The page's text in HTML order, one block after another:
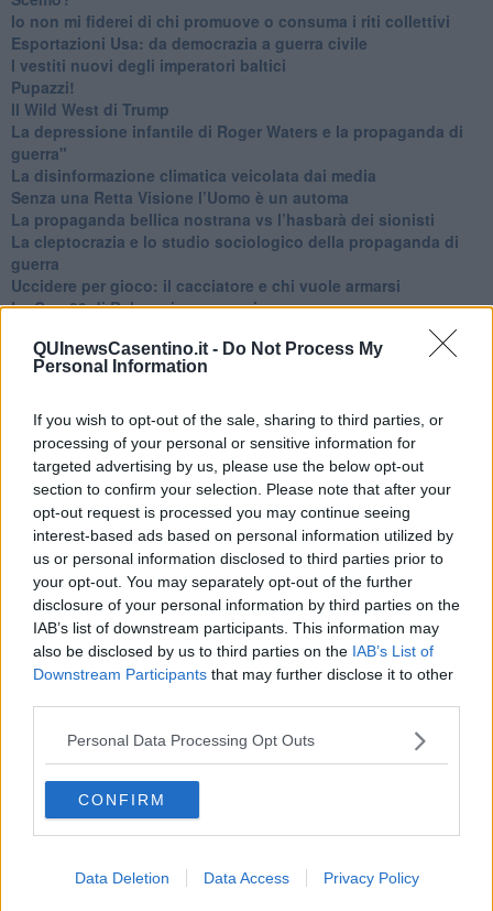
QUInewsCasentino.it - Do Not Process My
Personal Information
If you wish to opt-out of the sale, sharing to third parties, or
processing of your personal or sensitive information for
targeted advertising by us, please use the below opt-out
section to confirm your selection. Please note that after your
opt-out request is processed you may continue seeing
interest-based ads based on personal information utilized by
us or personal information disclosed to third parties prior to
your opt-out. You may separately opt-out of the further
disclosure of your personal information by third parties on the
IAB’s list of downstream participants. This information may
also be disclosed by us to third parties on the IAB’s List of
Downstream Participants that may further disclose it to other
Personal Data Processing Opt Outs
CONFIRM
Data Deletion Data Access Privacy Policy
​Io non mi fiderei di chi promuove o consuma i riti collettivi
Esportazioni Usa: da democrazia a guerra civile
​I vestiti nuovi degli imperatori baltici
​Pupazzi!
​Il Wild West di Trump
​La depressione infantile di Roger Waters e la propaganda di
guerra"
​La disinformazione climatica veicolata dai media
Senza una Retta Visione l’Uomo è un automa
​La propaganda bellica nostrana vs l’hasbarà dei sionisti
​La cleptocrazia e lo studio sociologico della propaganda di
guerra
​Uccidere per gioco: il cacciatore e chi vuole armarsi
​La Cop 30 di Belem giorno per giorno
Arrostire il pianeta: le grandi emissioni della carne e dei
latticini
La responsabilità storica della morte sulla terra
PTSD e suicidi svelano l’intento suicidario della guerra e
dell’ignoranza
Il Wenzi e la decadenza verso la guerra e la morte
​Il tecno-fascismo e i suoi nemici delusi
​I comici e il vittimismo paranoideo al potere
​La virtù secondo Confucio e Xi (seconda parte)
Le Pax imperiali e Tianxia (prima parte)
Un mondo condiviso a misura di bambino
​Un chiarimento, Chris Hedges e qualche domanda
Il velleitarismo di Trump, dell’UE e di Darwin
​Karen Horney e il ponte sullo Stretto
​I bulli vanno isolati
L’invertebrata von der Leyen e il Lula-risk
​Il Nobel per la pace a Trump o all’Albanese? Questo è il
problema!
​Alessandro Orsini e la tetrade oscura del sionismo
​Hilsenrath e le 9 omotipie tra Nazismo, Sionismo e
Americanismo" (4^ parte)
Il mito della democratica Israele (prima parte)